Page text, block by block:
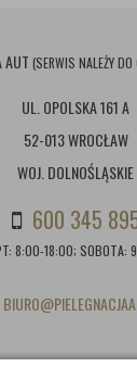
AUT (SERWIS NALEŻY
UL. OPOLSKA 161 A
52-013 WROCŁAW
WOJ. DOLNOŚLĄSKIE
600 345
8:00-18:00; SOBOTA: